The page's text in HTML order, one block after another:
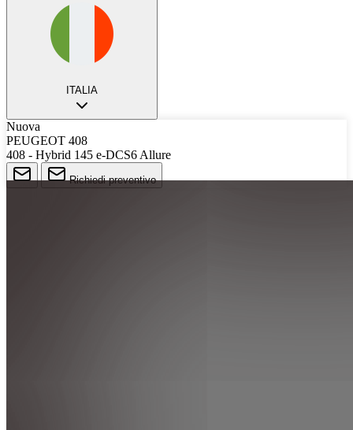
ITALIA
Nuova
PEUGEOT 408
408 - Hybrid 145 e-DCS6 Allure
Richiedi preventivo